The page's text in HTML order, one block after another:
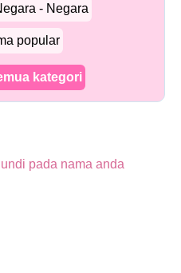
- Negara
popular
kategori
pada nama anda